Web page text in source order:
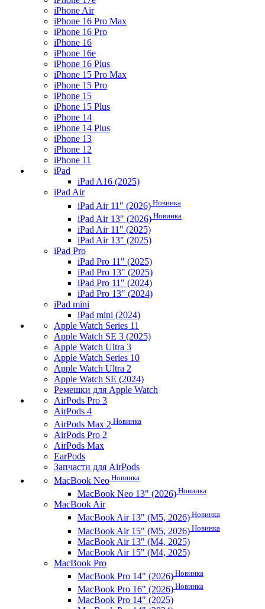
iPhone Air
iPhone 16 Pro Max
iPhone 16 Pro
iPhone 16
iPhone 16e
iPhone 16 Plus
iPhone 15 Pro Max
iPhone 15 Pro
iPhone 15
iPhone 15 Plus
iPhone 14
iPhone 14 Plus
iPhone 13
iPhone 12
iPhone 11
iPad
iPad A16 (2025)
iPad Air
iPad Air 11" (2026) Новинка
iPad Air 13" (2026) Новинка
iPad Air 11" (2025)
iPad Air 13" (2025)
iPad Pro
iPad Pro 11" (2025)
iPad Pro 13" (2025)
iPad Pro 11" (2024)
iPad Pro 13" (2024)
iPad mini
iPad mini (2024)
Apple Watch Series 11
Apple Watch SE 3 (2025)
Apple Watch Ultra 3
Apple Watch Series 10
Apple Watch Ultra 2
Apple Watch SE (2024)
Ремешки для Apple Watch
AirPods Pro 3
AirPods 4
AirPods Max 2 Новинка
AirPods Pro 2
AirPods Max
EarPods
Запчасти для AirPods
MacBook Neo Новинка
MacBook Neo 13" (2026) Новинка
MacBook Air
MacBook Air 13" (M5, 2026) Новинка
MacBook Air 15" (M5, 2026) Новинка
MacBook Air 13" (M4, 2025)
MacBook Air 15" (M4, 2025)
MacBook Pro
MacBook Pro 14" (2026) Новинка
MacBook Pro 16" (2026) Новинка
MacBook Pro 14" (2025)